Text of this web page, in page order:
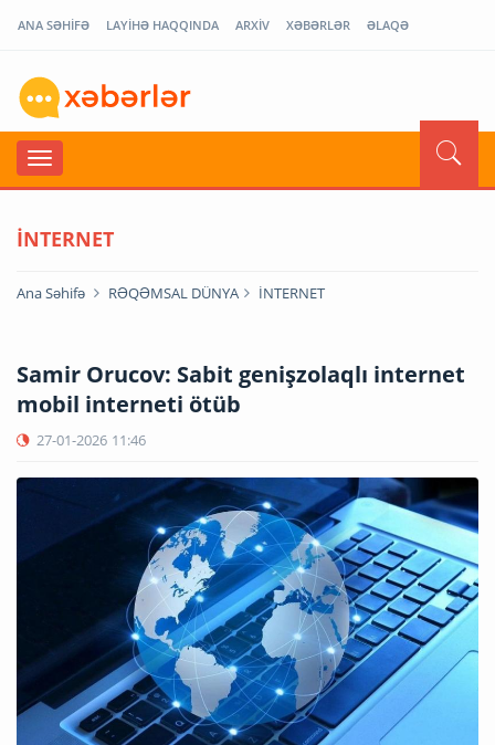
ANA SƏHİFƏ LAYİHƏ HAQQINDA ARXİV XƏBƏRLƏR ƏLAQƏ
İNTERNET
Ana Səhifə RƏQƏMSAL DÜNYA İNTERNET
Samir Orucov: Sabit genişzolaqlı internet
mobil interneti ötüb
27-01-2026 11:46